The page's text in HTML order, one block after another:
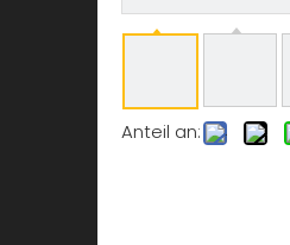
Anteil an: